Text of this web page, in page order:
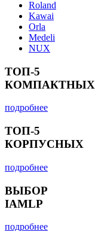
Roland
Kawai
Orla
Medeli
NUX
ТОП-5
КОМПАКТНЫХ
подробнее
ТОП-5
КОРПУСНЫХ
подробнее
ВЫБОР
IAMLP
подробнее